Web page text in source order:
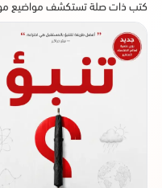
كتب ذات صلة تستكشف مواضيع